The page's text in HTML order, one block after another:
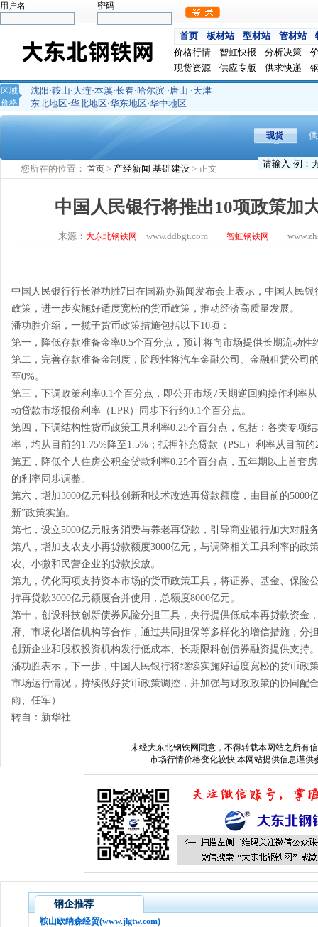
用户名 密码
首页 板材站 型材站 管材站
价格行情
智虹快报 分析决策
现货资源
供应专版 供求快递
区域
价格
沈阳 ·鞍山·大连·本溪·长春·哈尔滨 ·唐山 ·天津
东北地区·华北地区·华东地区·华中地区
现货
您所在的位置： 首页 > 产经新闻 基础建设 > 正文
中国人民银行将推出10项政策加
来源：大东北钢铁网 www.ddbgt.com智虹钢铁网
中国人民银行行长潘功胜7日在国新办新闻发布会上表示，中国人民
政策，进一步实施好适度宽松的货币政策，推动经济高质量发展。
潘功胜介绍，一揽子货币政策措施包括以下10项：
第一，降低存款准备金率0.5个百分点，预计将向市场提供长期流动性
第二，完善存款准备金制度，阶段性将汽车金融公司、金融租赁公司
至0%。
第三，下调政策利率0.1个百分点，即公开市场7天期逆回购操作利率
动贷款市场报价利率（LPR）同步下行约0.1个百分点。
第四，下调结构性货币政策工具利率0.25个百分点，包括：各类专项
率，均从目前的1.75%降至1.5%；抵押补充贷款（PSL）利率从目前的
第五，降低个人住房公积金贷款利率0.25个百分点，五年期以上首套
的利率同步调整。
第六，增加3000亿元科技创新和技术改造再贷款额度，由目前的5000
新”政策实施。
第七，设立5000亿元服务消费与养老再贷款，引导商业银行加大对服
第八，增加支农支小再贷款额度3000亿元，与调降相关工具利率的政
农、小微和民营企业的贷款投放。
第九，优化两项支持资本市场的货币政策工具，将证券、基金、保险
持再贷款3000亿元额度合并使用，总额度8000亿元。
第十，创设科技创新债券风险分担工具，央行提供低成本再贷款资金
府、市场化增信机构等合作，通过共同担保等多样化的增信措施，分
创新企业和股权投资机构发行低成本、长期限科创债券融资提供支持
潘功胜表示，下一步，中国人民银行将继续实施好适度宽松的货币政
市场运行情况，持续做好货币政策调控，并加强与财政政策的协同配
雨、任军）
转自：新华社
未经大东北钢铁网 同意，不得转载本网站之所有
市场行情价格变化较快,本网站提供信息谨供
钢企推荐
鞍山欧纳森经贸(www.jlgtw.com)